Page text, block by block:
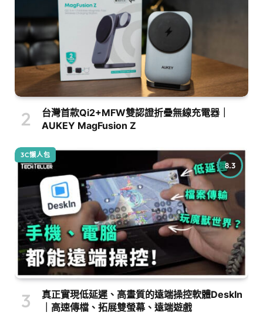
台灣首款Qi2+MFW雙認證折疊無線充電器｜
AUKEY MagFusion Z
8.3
3C懶人包
真正實現低延遲、高畫質的遠端操控軟體DeskIn
｜高速傳檔、拓展雙螢幕、遠端遊戲